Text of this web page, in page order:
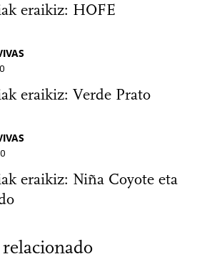
eraikiz: HOFE
eraikiz: Verde Prato
eraikiz: Niña Coyote eta